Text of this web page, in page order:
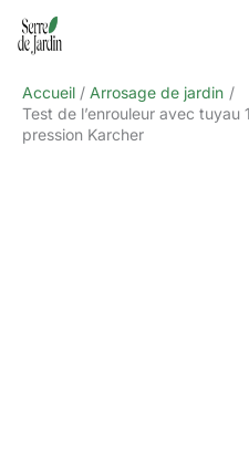
Accueil
Arrosage de jardin
Test de l’enrouleur avec
pression Karcher
Rechercher